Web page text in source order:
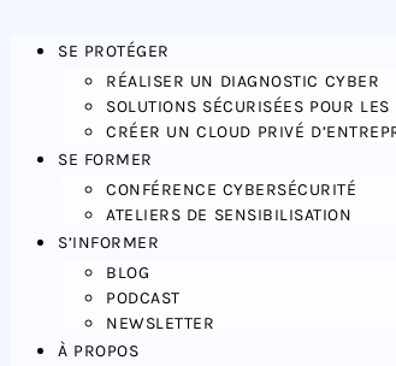
SE PROTÉGER
RÉALISER UN DIAGNOSTIC CYBER
SOLUTIONS SÉCURISÉES POUR
CRÉER UN CLOUD PRIVÉ
SE FORMER
CONFÉRENCE CYBERSÉCURITÉ
ATELIERS DE SENSIBILISATION
S’INFORMER
BLOG
PODCAST
NEWSLETTER
À PROPOS